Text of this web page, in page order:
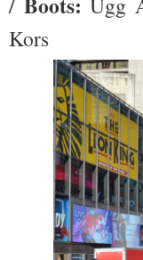
Kors